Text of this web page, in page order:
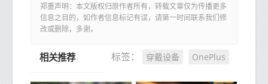
郑重声明：本文版权归原作者所有，转载文章仅为传播更多
信息之目的，如作者信息标记有误，请第一时间联系我们修
改或删除，多谢。
标签： 穿戴设备 OnePlus
相关推荐